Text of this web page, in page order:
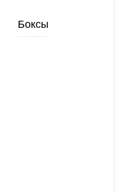
Боксы